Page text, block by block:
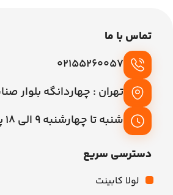
تماس با ما
02155260057
تهران : چهاردانگه بلوار
شنبه تا چهارشنبه 9 الی 18 پنجشنبه 9 تا 15
دسترسی سریع
لولا کابینت